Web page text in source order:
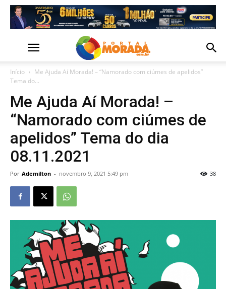
Início
Me Ajuda Aí Morada! – “Namorado com ciúmes de apelidos”
Tema do...
Me Ajuda Aí Morada! –
“Namorado com ciúmes de
apelidos” Tema do dia
08.11.2021
Por Ademilton - novembro 9, 2021 5:49 pm 38